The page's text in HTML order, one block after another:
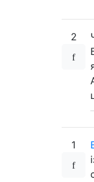
2
1